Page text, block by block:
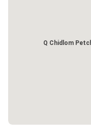
Q Chidlom